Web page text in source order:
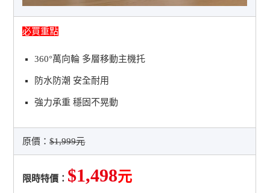
必買重點
360°萬向輪 多層移動主機托
防水防潮 安全耐用
強力承重 穩固不晃動
原價：$1,999元
限時特價： $1,498元